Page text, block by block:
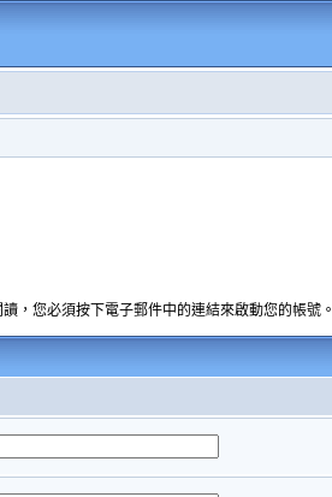
，您必須按下電子郵件中的連結來啟動您的帳號。